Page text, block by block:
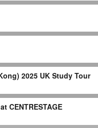
2025 UK Study Tour
CENTRESTAGE